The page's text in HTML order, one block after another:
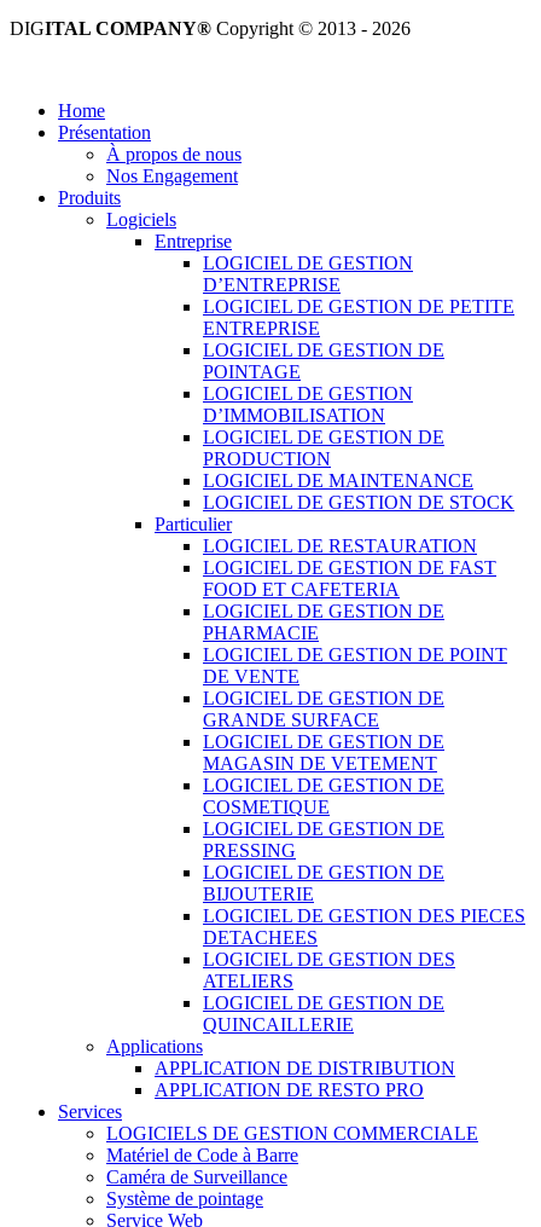
DIGITAL COMPANY® Copyright © 2013 - 2026
Home
Présentation
À propos de nous
Nos Engagement
Produits
Logiciels
Entreprise
LOGICIEL DE GESTION
D’ENTREPRISE
LOGICIEL DE GESTION DE PETITE
ENTREPRISE
LOGICIEL DE GESTION DE
POINTAGE
LOGICIEL DE GESTION
D’IMMOBILISATION
LOGICIEL DE GESTION DE
PRODUCTION
LOGICIEL DE MAINTENANCE
LOGICIEL DE GESTION DE STOCK
Particulier
LOGICIEL DE RESTAURATION
LOGICIEL DE GESTION DE FAST
FOOD ET CAFETERIA
LOGICIEL DE GESTION DE
PHARMACIE
LOGICIEL DE GESTION DE POINT
DE VENTE
LOGICIEL DE GESTION DE
GRANDE SURFACE
LOGICIEL DE GESTION DE
MAGASIN DE VETEMENT
LOGICIEL DE GESTION DE
COSMETIQUE
LOGICIEL DE GESTION DE
PRESSING
LOGICIEL DE GESTION DE
BIJOUTERIE
LOGICIEL DE GESTION DES PIECES
DETACHEES
LOGICIEL DE GESTION DES
ATELIERS
LOGICIEL DE GESTION DE
QUINCAILLERIE
Applications
APPLICATION DE DISTRIBUTION
APPLICATION DE RESTO PRO
Services
LOGICIELS DE GESTION COMMERCIALE
Matériel de Code à Barre
Caméra de Surveillance
Système de pointage
Service Web